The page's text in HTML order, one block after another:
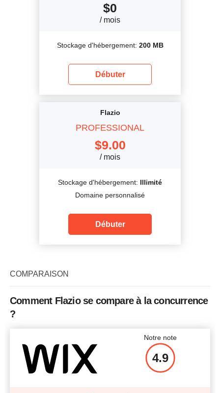
$0
/ mois
Stockage d'hébergement: 200 MB
Débuter
Flazio
PROFESSIONAL
$9.00
/ mois
Stockage d'hébergement: Illimité
Domaine personnalisé
Débuter
COMPARAISON
Comment Flazio se compare à la concurrence
?
Notre note
4.9